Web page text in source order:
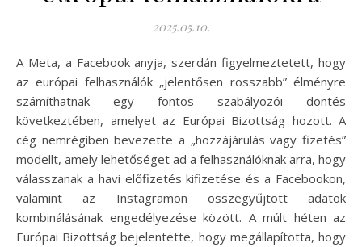
2025.05.10.
A Meta, a Facebook anyja, szerdán figyelmeztetett, hogy
az európai felhasználók „jelentősen rosszabb” élményre
számíthatnak egy fontos szabályozói döntés
következtében, amelyet az Európai Bizottság hozott. A
cég nemrégiben bevezette a „hozzájárulás vagy fizetés”
modellt, amely lehetőséget ad a felhasználóknak arra, hogy
válasszanak a havi előfizetés kifizetése és a Facebookon,
valamint az Instagramon összegyűjtött adatok
kombinálásának engedélyezése között. A múlt héten az
Európai Bizottság bejelentette, hogy megállapította, hogy